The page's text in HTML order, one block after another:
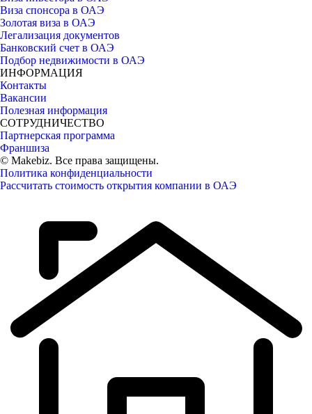
Виза спонсора в ОАЭ
Золотая виза в ОАЭ
Легализация документов
Банковский счет в ОАЭ
Подбор недвижимости в ОАЭ
ИНФОРМАЦИЯ
Контакты
Вакансии
Полезная информация
СОТРУДНИЧЕСТВО
Партнерская программа
Франшиза
© Makebiz. Все права защищены.
Политика конфиденциальности
Рассчитать стоимость открытия компании в ОАЭ